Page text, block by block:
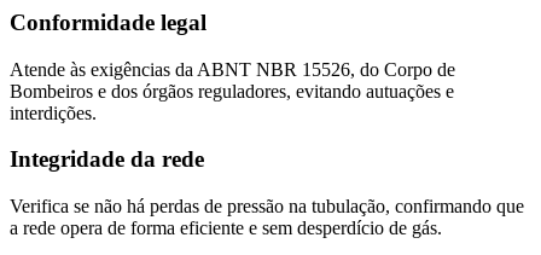
Conformidade legal
Atende às exigências da ABNT NBR 15526, do Corpo de
Bombeiros e dos órgãos reguladores, evitando autuações e
interdições.
Integridade da rede
Verifica se não há perdas de pressão na tubulação, confirmando que
a rede opera de forma eficiente e sem desperdício de gás.